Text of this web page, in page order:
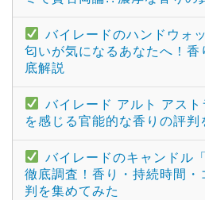
バイレードのハンドウォ
匂いが気になるあなたへ！香
底解説
バイレード アルト アス
を感じる官能的な香りの評判
バイレードのキャンドル
徹底調査！香り・持続時間・
判を集めてみた